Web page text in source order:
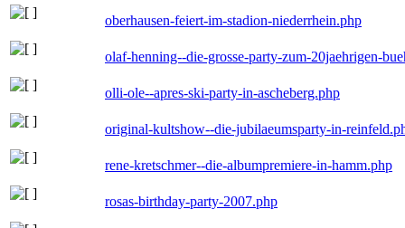
oberhausen-feiert-im-stadion-niederrhein.php
olaf-henning--die-grosse-party-zum-20jaehrigen-
olli-ole--apres-ski-party-in-ascheberg.php
original-kultshow--die-jubilaeumsparty-in-
rene-kretschmer--die-albumpremiere-in-hamm.php
rosas-birthday-party-2007.php